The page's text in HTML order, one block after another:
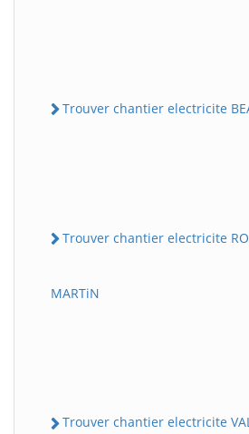
Trouver chantier electricite
Trouver chantier electricite
MARTiN
Trouver chantier electricite